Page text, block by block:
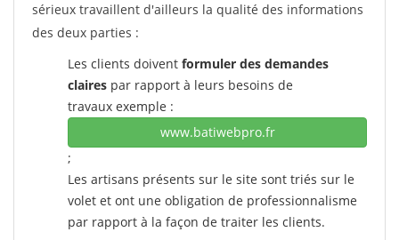
sérieux travaillent d'ailleurs la qualité des informations
des deux parties :
Les clients doivent formuler des demandes
claires par rapport à leurs besoins de
travaux exemple :
www.batiwebpro.fr
;
Les artisans présents sur le site sont triés sur le
volet et ont une obligation de professionnalisme
par rapport à la façon de traiter les clients.